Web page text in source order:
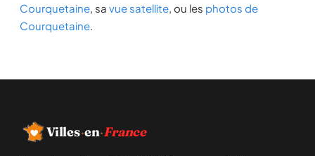
Courquetaine, sa vue satellite, ou les photos de
Courquetaine.
Villes·en·France